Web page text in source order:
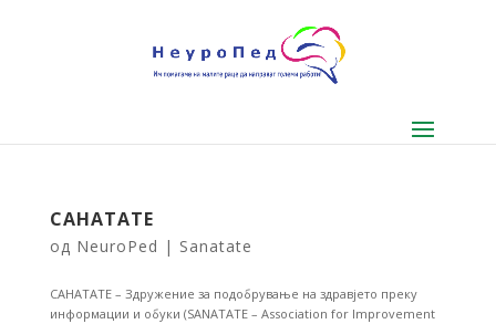
САНАТАТЕ
од NeuroPed | Sanatate
САНАТАТЕ – Здружение за подобрување на здравјето преку
информации и обуки (SANATATE – Association for Improvement